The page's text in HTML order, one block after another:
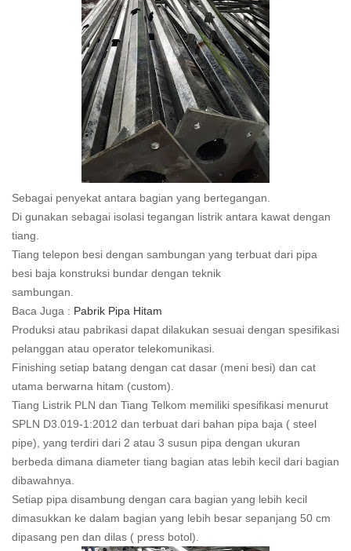
Sebagai penyekat antara bagian yang bertegangan.
Di gunakan sebagai isolasi tegangan listrik antara kawat dengan
tiang.
Tiang telepon besi dengan sambungan yang terbuat dari pipa
besi baja konstruksi bundar dengan teknik
sambungan.
Baca Juga : Pabrik Pipa Hitam
Produksi atau pabrikasi dapat dilakukan sesuai dengan spesifikasi
pelanggan atau operator telekomunikasi.
Finishing setiap batang dengan cat dasar (meni besi) dan cat
utama berwarna hitam (custom).
Tiang Listrik PLN dan Tiang Telkom memiliki spesifikasi menurut
SPLN D3.019-1:2012 dan terbuat dari bahan pipa baja ( steel
pipe), yang terdiri dari 2 atau 3 susun pipa dengan ukuran
berbeda dimana diameter tiang bagian atas lebih kecil dari bagian
dibawahnya.
Setiap pipa disambung dengan cara bagian yang lebih kecil
dimasukkan ke dalam bagian yang lebih besar sepanjang 50 cm
dipasang pen dan dilas ( press botol).